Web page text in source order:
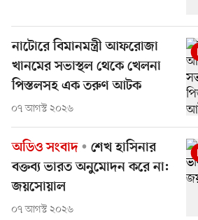
নাটোরে বিমানমন্ত্রী আফরোজা
খানমের সভাস্থল থেকে খেলনা
পিস্তলসহ এক তরুণ আটক
০৭ আগস্ট ২০২৬
অডিও সংবাদ
শেখ হাসিনার
বক্তব্য ভারত অনুমোদন করে না:
জয়সোয়াল
০৭ আগস্ট ২০২৬